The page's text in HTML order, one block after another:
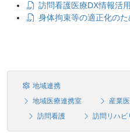
訪問看護医療DX情報活
身体拘束等の適正化の
地域連携
地域医療連携室
産業医
訪問看護
訪問リハビ